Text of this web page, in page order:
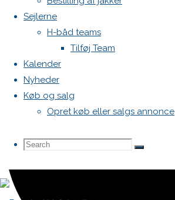
Sejlerne
H-båd teams
Tilføj Team
Kalender
Nyheder
Køb og salg
Opret køb eller salgs annonce
Search
Search
Search